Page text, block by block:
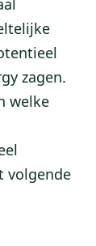
zagen.
welke
volgende